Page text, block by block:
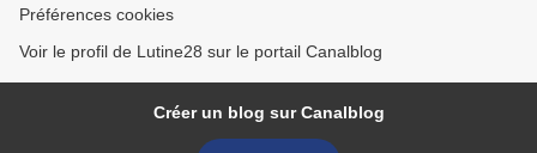
Préférences cookies
Voir le profil de Lutine28 sur le portail Canalblog
Créer un blog sur Canalblog